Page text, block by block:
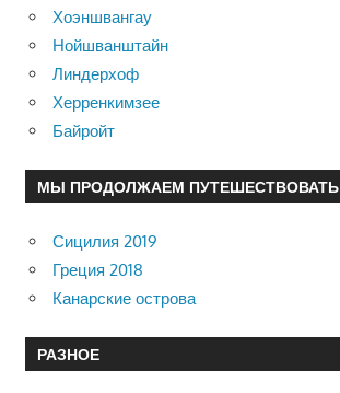
Хоэншвангау
Нойшванштайн
Линдерхоф
Херренкимзее
Байройт
МЫ ПРОДОЛЖАЕМ ПУТЕШЕСТВОВАТЬ
Сицилия 2019
Греция 2018
Канарские острова
РАЗНОЕ